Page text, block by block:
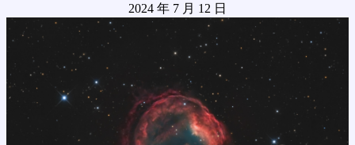
2024 年 7 月 12 日